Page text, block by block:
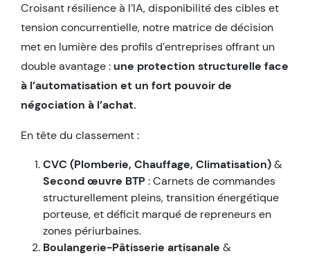
Croisant résilience à l’IA, disponibilité des cibles et
tension concurrentielle, notre matrice de décision
met en lumière des profils d’entreprises offrant un
double avantage : une protection structurelle face
à l’automatisation et un fort pouvoir de
négociation à l’achat.
En tête du classement :
CVC (Plomberie, Chauffage, Climatisation)&
Second œuvre BTP: Carnets de commandes
structurellement pleins, transition énergétique
porteuse, et déficit marqué de repreneurs en
zones périurbaines.
Boulangerie-Pâtisserie artisanale &